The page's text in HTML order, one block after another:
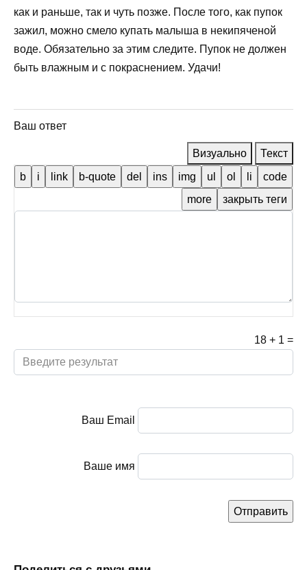
как и раньше, так и чуть позже. После того, как пупок
зажил, можно смело купать малыша в некипяченой
воде. Обязательно за этим следите. Пупок не должен
быть влажным и с покраснением. Удачи!
Ваш ответ
Визуально Текст
18 + 1 =
Ваш Email
Ваше имя